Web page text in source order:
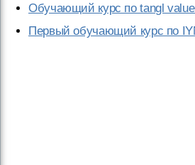
Обучающий курс по tangl
Первый обучающий курс по